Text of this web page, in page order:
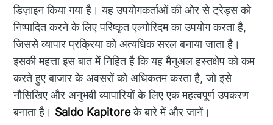
डिज़ाइन किया गया है। यह उपयोगकर्ताओं की ओर से ट्रेड्स को
निष्पादित करने के लिए परिष्कृत एल्गोरिदम का उपयोग करता है,
जिससे व्यापार प्रक्रिया को अत्यधिक सरल बनाया जाता है।
इसकी महत्ता इस बात में निहित है कि यह मैनुअल हस्तक्षेप को कम
करते हुए बाजार के अवसरों को अधिकतम करता है, जो इसे
नौसिखिए और अनुभवी व्यापारियों के लिए एक महत्वपूर्ण उपकरण
बनाता है। Saldo Kapitoreके बारे में और जानें।